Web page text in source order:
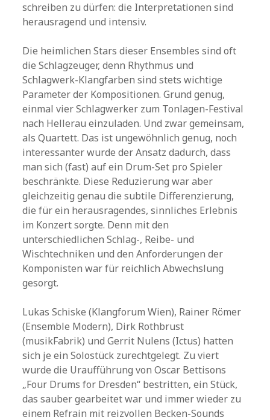
schreiben zu dürfen: die Interpretationen sind
herausragend und intensiv.
Die heimlichen Stars dieser Ensembles sind oft
die Schlagzeuger, denn Rhythmus und
Schlagwerk-Klangfarben sind stets wichtige
Parameter der Kompositionen. Grund genug,
einmal vier Schlagwerker zum Tonlagen-Festival
nach Hellerau einzuladen. Und zwar gemeinsam,
als Quartett. Das ist ungewöhnlich genug, noch
interessanter wurde der Ansatz dadurch, dass
man sich (fast) auf ein Drum-Set pro Spieler
beschränkte. Diese Reduzierung war aber
gleichzeitig genau die subtile Differenzierung,
die für ein herausragendes, sinnliches Erlebnis
im Konzert sorgte. Denn mit den
unterschiedlichen Schlag-, Reibe- und
Wischtechniken und den Anforderungen der
Komponisten war für reichlich Abwechslung
gesorgt.
Lukas Schiske (Klangforum Wien), Rainer Römer
(Ensemble Modern), Dirk Rothbrust
(musikFabrik) und Gerrit Nulens (Ictus) hatten
sich je ein Solostück zurechtgelegt. Zu viert
wurde die Uraufführung von Oscar Bettisons
„Four Drums for Dresden“ bestritten, ein Stück,
das sauber gearbeitet war und immer wieder zu
einem Refrain mit reizvollen Becken-Sounds